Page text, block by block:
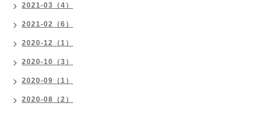
2021-03（4）
2021-02（6）
2020-12（1）
2020-10（3）
2020-09（1）
2020-08（2）